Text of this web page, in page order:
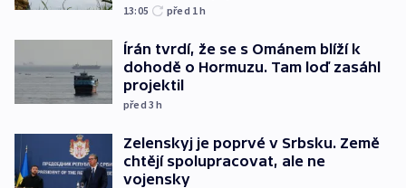
13:05 před 1h
Írán tvrdí, že se s Ománem blíží k
dohodě o Hormuzu. Tam loď zasáhl
projektil
před 3h
Zelenskyj je poprvé v Srbsku. Země
chtějí spolupracovat, ale ne
vojensky